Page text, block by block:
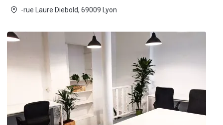
-rue Laure Diebold, 69009 Lyon